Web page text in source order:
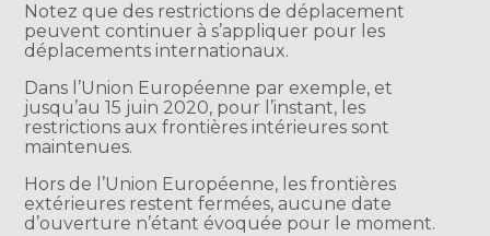
Notez que des restrictions de déplacement
peuvent continuer à s’appliquer pour les
déplacements internationaux.
Dans l’Union Européenne par exemple, et
jusqu’au 15 juin 2020, pour l’instant, les
restrictions aux frontières intérieures sont
maintenues.
Hors de l’Union Européenne, les frontières
extérieures restent fermées, aucune date
d’ouverture n’étant évoquée pour le moment.